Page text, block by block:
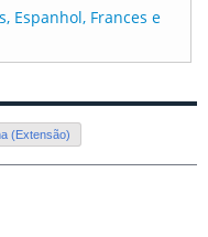
Espanhol, Frances e
(Extensão)